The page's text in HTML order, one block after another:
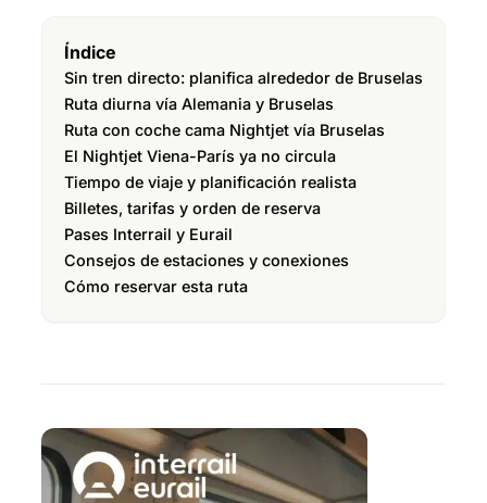
Índice
Sin tren directo: planifica alrededor de Bruselas
Ruta diurna vía Alemania y Bruselas
Ruta con coche cama Nightjet vía Bruselas
El Nightjet Viena-París ya no circula
Tiempo de viaje y planificación realista
Billetes, tarifas y orden de reserva
Pases Interrail y Eurail
Consejos de estaciones y conexiones
Cómo reservar esta ruta